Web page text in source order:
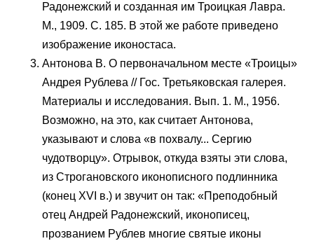
Радонежский и созданная им Троицкая Лавра.
М., 1909. С. 185. В этой же работе приведено
изображение иконостаса.
Антонова В. О первоначальном месте «Троицы»
Андрея Рублева // Гос. Третьяковская галерея.
Материалы и исследования. Вып. 1. М., 1956.
Возможно, на это, как считает Антонова,
указывают и слова «в похвалу... Сергию
чудотворцу». Отрывок, откуда взяты эти слова,
из Строгановского иконописного подлинника
(конец XVI в.) и звучит он так: «Преподобный
отец Андрей Радонежский, иконописец,
прозванием Рублев многие святые иконы